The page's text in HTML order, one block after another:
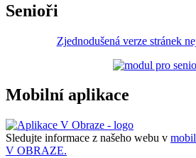
Senioři
Zjednodušená verze stránek
Mobilní aplikace
Sledujte informace z našeho webu v
V OBRAZE.